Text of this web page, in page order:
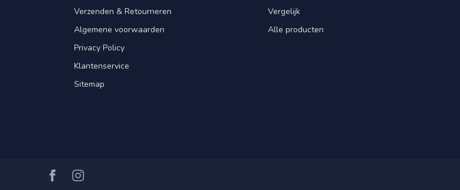
Verzenden & Retourneren
Algemene voorwaarden
Privacy Policy
Klantenservice
Sitemap
Vergelijk
Alle producten